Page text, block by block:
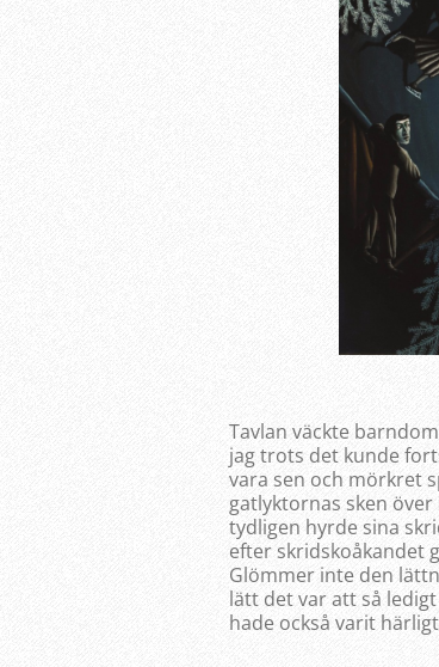
Tavlan väckte
jag trots det kunde
vara sen och mörkret
gatlyktornas sken
tydligen hyrde sina
efter skridskoåkandet
Glömmer inte den
lätt det var att så
hade också varit